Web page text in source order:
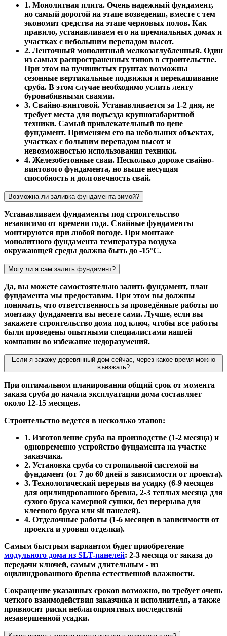
1. Монолитная плита. Очень надежный фундамент,
но самый дорогой на этапе возведения, вместе с тем
экономит средства на этапе черновых полов. Как
правило, устанавливаем его на премиальных домах и
участках с небольшим перепадом высот.
2. Ленточный монолитный мелкозаглубленный. Один
из самых распространенных типов в строительстве.
При этом на пучинистых грунтах возможны
сезонные вертикальные подвижки и перекашивание
сруба. В этом случае необходимо услить ленту
буронабивными сваями.
3. Свайно-винтовой. Устанавливается за 1-2 дня, не
требует места для подъезда крупногабаритной
техники. Самый привлекательный по цене
фундамент. Применяем его на небольших объектах,
участках с большим перепадом высот и
невозможностью использования техники.
4. Железобетонные сваи. Несколько дороже свайно-
винтового фундамента, но выше несущая
способность и долговечность свай.
Возможна ли заливка фундамента зимой?
Устанавливаем фундаменты под строительство
независимо от времени года. Свайные фундаменты
монтируются при любой погоде. При монтаже
монолитного фундамента температура воздуха
окружающей среды должна быть до -15°С.
Могу ли я сам залить фундамент?
Да, вы можете самостоятельно залить фундамент, план
фундамента мы предоставим. При этом вы должны
понимать, что ответственность за проведённые работы по
монтажу фундамента вы несете сами. Лучше, если вы
закажете строительство дома под ключ, чтобы все работы
были проведены опытными специалистами нашей
компании во избежание недоразумений.
Если я закажу деревянный дом сейчас, через какое время можно
въезжать?
При оптимальном планировании общий срок от момента
заказа сруба до начала эксплуатации дома составляет
около 12-15 месяцев.
Строительство ведется в несколько этапов:
1. Изготовление сруба на производстве (1-2 месяца) и
одновременно устройство фундамента на участке
заказчика.
2. Установка сруба со стропильной системой на
фундамент (от 7 до 60 дней в зависимости от проекта).
3. Технологический перерыв на усадку (6-9 месяцев
для оцилиндрованного бревна, 2-3 теплых месяца для
сухого бруса камерной сушки, без перерыва для
клееного бруса или slt панелей).
4. Отделочные работы (1-6 месяцев в зависимости от
проекта и уровня отделки).
Самым быстрым вариантом будет приобретение
модульного дома из SLT-панелей: 2-3 месяца от заказа до
передачи ключей, самым длительным - из
оцилиндрованного бревна естественной влажности.
Сокращение указанных сроков возможно, но требует очень
четкого взаимодействия заказчика и исполнителя, а также
привносит риски неблагоприятных последствий
незавершенной усадки.